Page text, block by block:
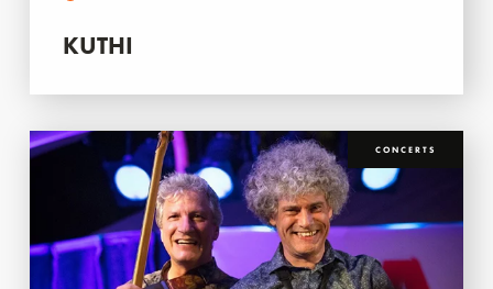
KUTHI
CONCERTS